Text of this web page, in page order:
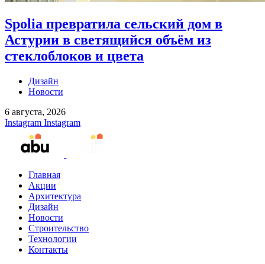
Spolia превратила сельский дом в
Астурии в светящийся объём из
стеклоблоков и цвета
Дизайн
Новости
6 августа, 2026
Instagram Instagram
Главная
Акции
Архитектура
Дизайн
Новости
Строительство
Технологии
Контакты